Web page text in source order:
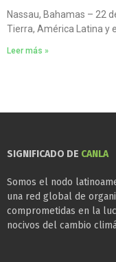
Nassau, Bahamas – 22
Tierra, América Latina y
Leer más »
SIGNIFICADO DE CANLA
Somos el nodo
una red global de
comprometidas en la
nocivos del cambio